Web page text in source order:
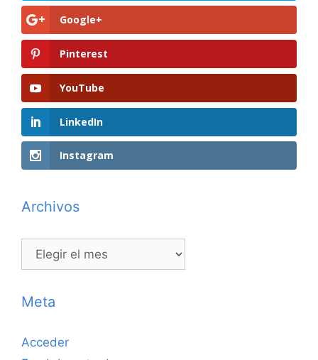
Google+
Pinterest
YouTube
LinkedIn
Instagram
Archivos
Archivos
Meta
Acceder